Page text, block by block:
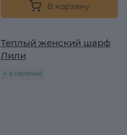
В корзину
Теплый женский шарф
Лили
в наличии